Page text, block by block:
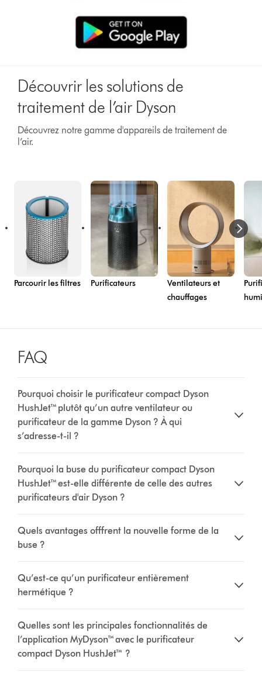
Découvrir les solutions de
traitement de l’air Dyson
Découvrez notre gamme d'appareils de traitement de
l’air.
Parcourir les filtres Purificateurs
Ventilateurs et
chauffages
FAQ
Pourquoi choisir le purificateur compact Dyson
HushJet™ plutôt qu’un autre ventilateur ou
purificateur de la gamme Dyson ? À qui
s’adresse-t-il ?
Pourquoi la buse du purificateur compact Dyson
HushJet™ est-elle différente de celle des autres
purificateurs d'air Dyson ?
Quels avantages offfrent la nouvelle forme de la
buse ?
Qu’est-ce qu’un purificateur entièrement
hermétique ?
Quelles sont les principales fonctionnalités de
l’application MyDyson™ avec le purificateur
compact Dyson HushJet™ ?